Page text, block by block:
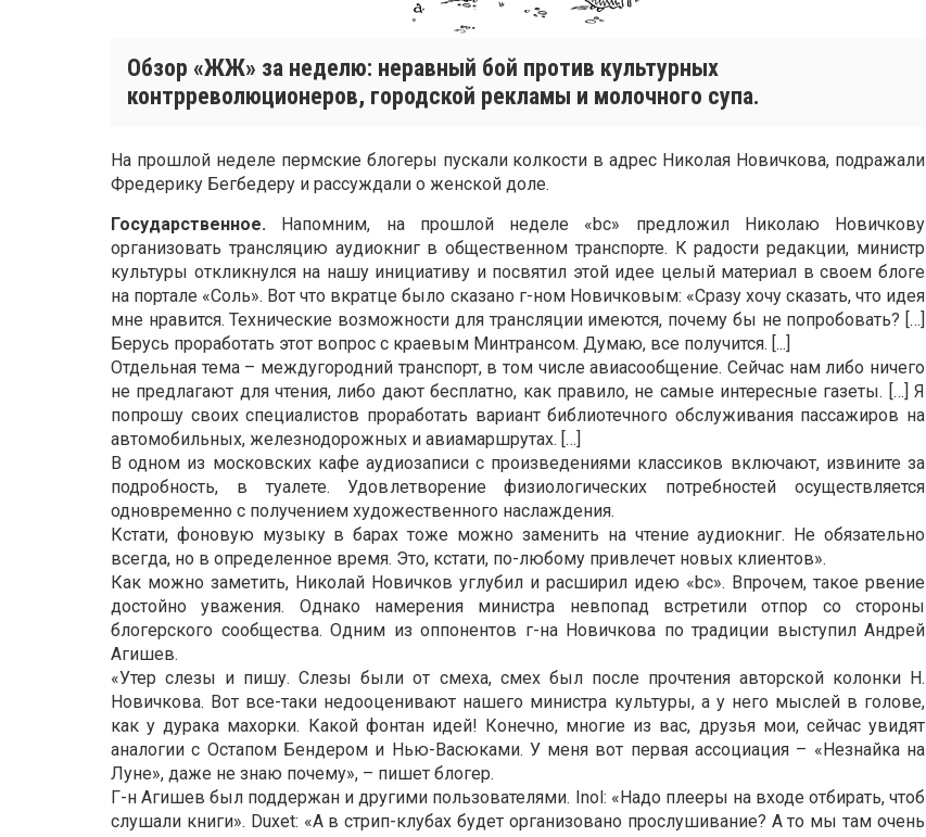
Обзор «ЖЖ» за неделю: неравный бой против культурных
контрреволюционеров, городской рекламы и молочного супа.
На прошлой неделе пермские блогеры пускали колкости в адрес Николая Новичкова, подражали
Фредерику Бегбедеру и рассуждали о женской доле.
Государственное. Напомним, на прошлой неделе «bc» предложил Николаю Новичкову
организовать трансляцию аудиокниг в общественном транспорте. К радости редакции, министр
культуры откликнулся на нашу инициативу и посвятил этой идее целый материал в своем блоге
на портале «Соль». Вот что вкратце было сказано г-ном Новичковым: «Сразу хочу сказать, что идея
мне нравится. Технические возможности для трансляции имеются, почему бы не попробовать? […]
Берусь проработать этот вопрос с краевым Минтрансом. Думаю, все получится. [...]
Отдельная тема – междугородний транспорт, в том числе авиасообщение. Сейчас нам либо ничего
не предлагают для чтения, либо дают бесплатно, как правило, не самые интересные газеты. […] Я
попрошу своих специалистов проработать вариант библиотечного обслуживания пассажиров на
автомобильных, железнодорожных и авиамаршрутах. […]
В одном из московских кафе аудиозаписи с произведениями классиков включают, извините за
подробность, в туалете. Удовлетворение физиологических потребностей осуществляется
одновременно с получением художественного наслаждения.
Кстати, фоновую музыку в барах тоже можно заменить на чтение аудиокниг. Не обязательно
всегда, но в определенное время. Это, кстати, по-любому привлечет новых клиентов».
Как можно заметить, Николай Новичков углубил и расширил идею «bc». Впрочем, такое рвение
достойно уважения. Однако намерения министра невпопад встретили отпор со стороны
блогерского сообщества. Одним из оппонентов г-на Новичкова по традиции выступил Андрей
Агишев.
«Утер слезы и пишу. Слезы были от смеха, смех был после прочтения авторской колонки Н.
Новичкова. Вот все-таки недооценивают нашего министра культуры, а у него мыслей в голове,
как у дурака махорки. Какой фонтан идей! Конечно, многие из вас, друзья мои, сейчас увидят
аналогии с Остапом Бендером и Нью-Васюками. У меня вот первая ассоциация – «Незнайка на
Луне», даже не знаю почему», – пишет блогер.
Г-н Агишев был поддержан и другими пользователями. Inol: «Надо плееры на входе отбирать, чтоб
слушали книги». Duxet: «А в стрип-клубах будет организовано прослушивание? А то мы там очень